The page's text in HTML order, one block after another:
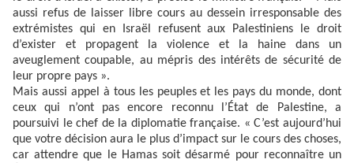
aussi refus de laisser libre cours au dessein irresponsable des
extrémistes qui en Israël refusent aux Palestiniens le droit
d’exister et propagent la violence et la haine dans un
aveuglement coupable, au mépris des intérêts de sécurité de
leur propre pays ».
Mais aussi appel à tous les peuples et les pays du monde, dont
ceux qui n’ont pas encore reconnu l’État de Palestine, a
poursuivi le chef de la diplomatie française. « C’est aujourd’hui
que votre décision aura le plus d’impact sur le cours des choses,
car attendre que le Hamas soit désarmé pour reconnaître un